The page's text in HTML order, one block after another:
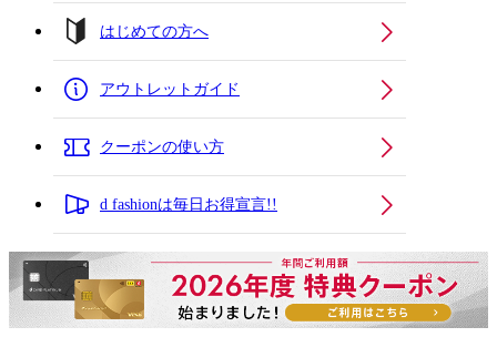
はじめての方へ
アウトレットガイド
クーポンの使い方
d fashionは毎日お得宣言!!